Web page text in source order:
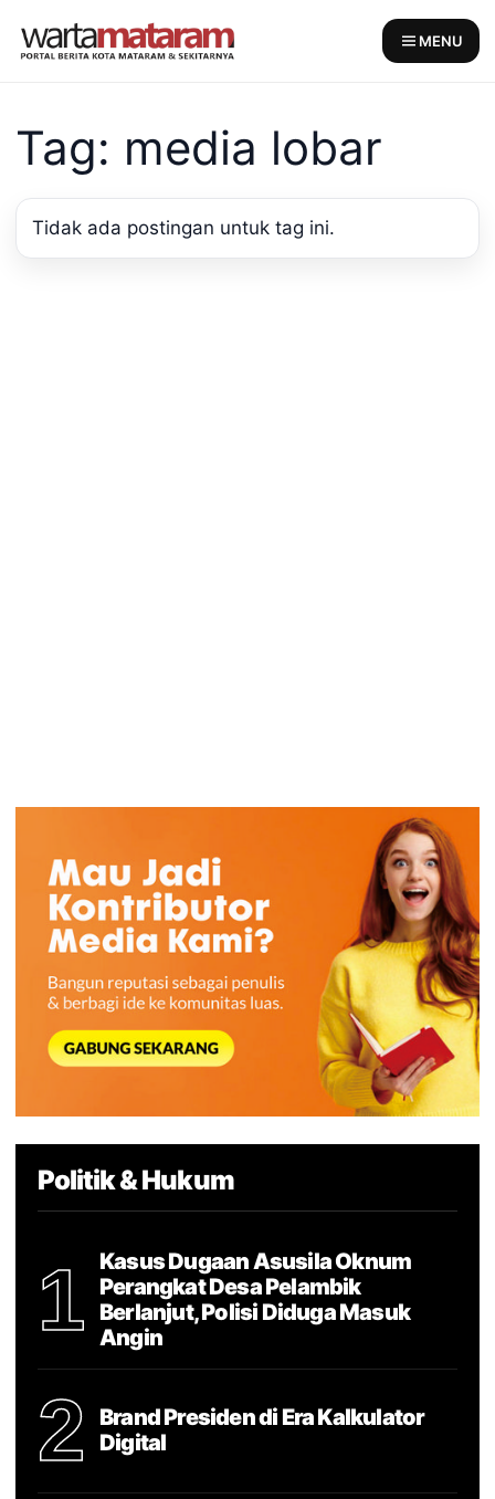
MENU
Tag: media lobar
Tidak ada postingan untuk tag ini.
Politik & Hukum
1
Kasus Dugaan Asusila Oknum
Perangkat Desa Pelambik
Berlanjut, Polisi Diduga Masuk
Angin
2
Brand Presiden di Era Kalkulator
Digital